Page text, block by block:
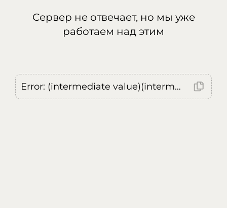
Сервер не отвечает, но мы уже
работаем над этим
Error: (intermediate value)(intermediate value)(intermediate value).replaceAll is not a function